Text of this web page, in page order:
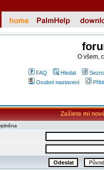
O všem,
FAQ Hledat
Osobní nastavení
Zašlete mi